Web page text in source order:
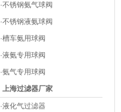
·不锈钢氨气球阀
·不锈钢液氨球阀
·槽车氨用球阀
·液氨专用球阀
·氨气专用球阀
上海过滤器厂家
·液化气过滤器